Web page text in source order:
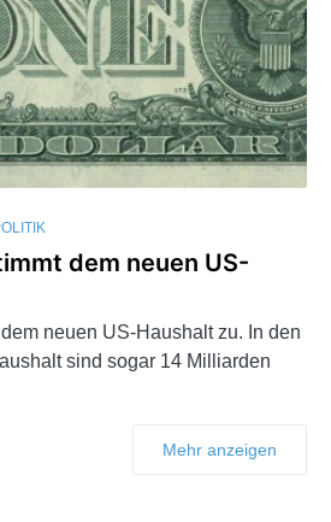
dem neuen US-
neuen US-Haushalt zu. In den
sind sogar 14 Milliarden
Mehr anzeigen